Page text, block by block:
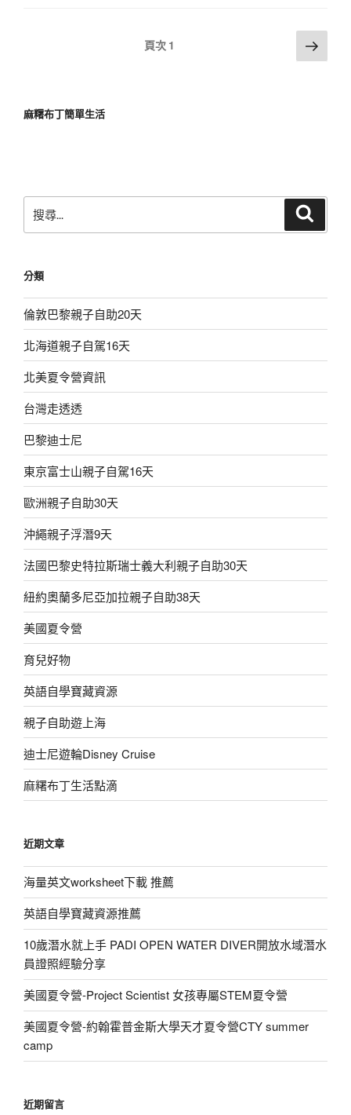
玩
大
下
金
剛
劈
掌。
喜
瀨
海
灘。
裏
真
榮
田
海
灘
｜
秘
境
推
薦
(2018
沖
繩
浮
潛
part
2)〉
覽
頁次 1 下
一
麻糬布丁簡單生活
尋
字:
分類
倫敦巴黎親子自助20天
北海道親子自駕16天
北美夏令營資訊
台灣走透透
巴黎迪士尼
東京富士山親子自駕16天
歐洲親子自助30天
沖繩親子浮潛9天
法國巴黎史特拉斯瑞士義大利親子自助30天
紐約奧蘭多尼亞加拉親子自助38天
美國夏令營
育兒好物
英語自學寶藏資源
親子自助遊上海
迪士尼遊輪Disney Cruise
麻糬布丁生活點滴
近期文章
海量英文worksheet下載 推薦
英語自學寶藏資源推薦
10歲潛水就上手 PADI OPEN WATER DIVER開放水域潛水
員證照經驗分享
美國夏令營-Project Scientist 女孩專屬STEM夏令營
美國夏令營-約翰霍普金斯大學天才夏令營CTY summer
camp
近期留言